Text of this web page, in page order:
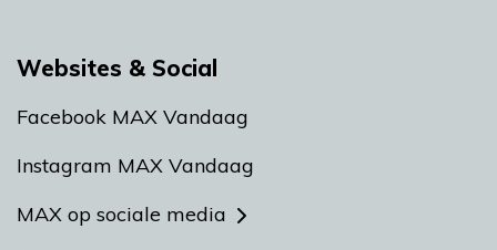
Websites & Social
Facebook MAX Vandaag
Instagram MAX Vandaag
MAX op sociale media